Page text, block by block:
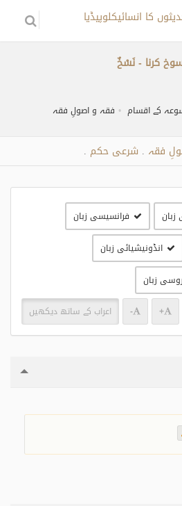
کرنا - نَسْخٌ
کے اقسام فقہ و اصولِ فقہ
فقہ شرعی حکم
زبان فرانسیسی زبان
انڈونیشیائی زبان
روسی زبان
+
- اعراب کے ساتھ دیکھیں